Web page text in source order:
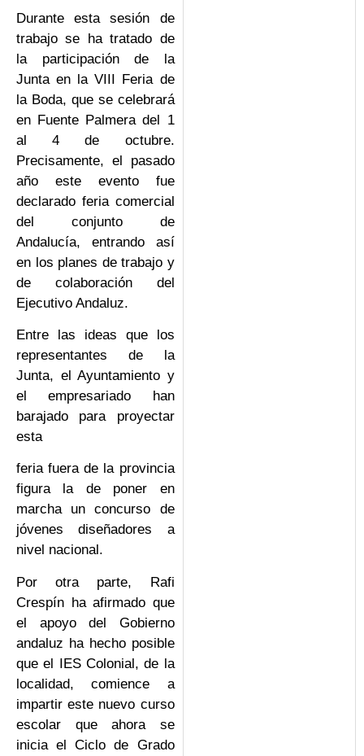
Durante esta sesión de
trabajo se ha tratado de
la participación de la
Junta en la VIII Feria de
la Boda, que se celebrará
en Fuente Palmera del 1
al 4 de octubre.
Precisamente, el pasado
año este evento fue
declarado feria comercial
del conjunto de
Andalucía, entrando así
en los planes de trabajo y
de colaboración del
Ejecutivo Andaluz.
Entre las ideas que los
representantes de la
Junta, el Ayuntamiento y
el empresariado han
barajado para proyectar
esta
feria fuera de la provincia
figura la de poner en
marcha un concurso de
jóvenes diseñadores a
nivel nacional.
Por otra parte, Rafi
Crespín ha afirmado que
el apoyo del Gobierno
andaluz ha hecho posible
que el IES Colonial, de la
localidad, comience a
impartir este nuevo curso
escolar que ahora se
inicia el Ciclo de Grado